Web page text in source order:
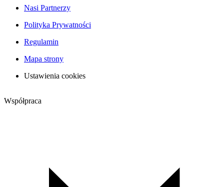
Nasi Partnerzy
Polityka Prywatności
Regulamin
Mapa strony
Ustawienia cookies
Współpraca